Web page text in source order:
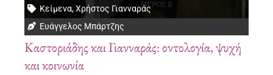
Κείμενα,Χρήστος Γιανναράς
Ευάγγελος Μπάρτζης
Καστοριάδης και Γιανναράς: οντολογία, ψυχή
και κοινωνία